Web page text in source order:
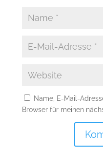
Name, E-Mail-
Browser für meinen